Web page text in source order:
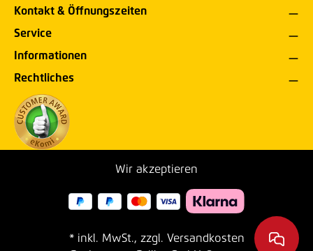
Kontakt & Öffnungszeiten
Service
Informationen
Rechtliches
Wir akzeptieren
* inkl. MwSt., zzgl. Versandkosten